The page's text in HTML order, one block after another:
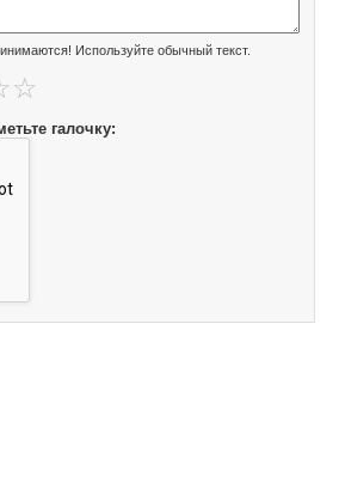
Используйте обычный текст.
галочку: